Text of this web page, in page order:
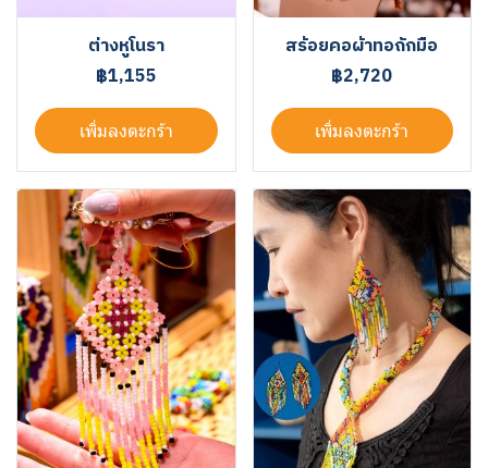
ต่างหูโนรา
฿1,155
เพิ่มลงตะกร้า
สร้อยคอผ้าทอถักมือ
฿2,720
เพิ่มลงตะกร้า